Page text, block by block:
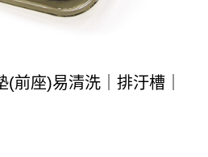
前座)易清洗｜排汙槽｜